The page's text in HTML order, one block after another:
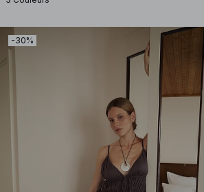
-30%